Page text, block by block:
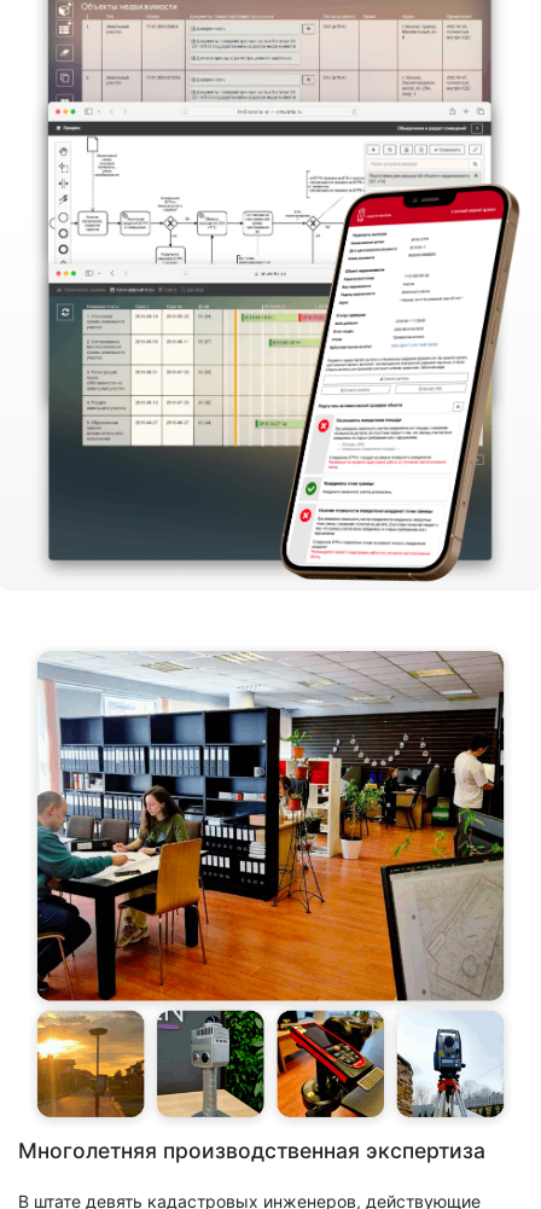
Многолетняя производственная экспертиза
В штате девять кадастровых инженеров, действующие